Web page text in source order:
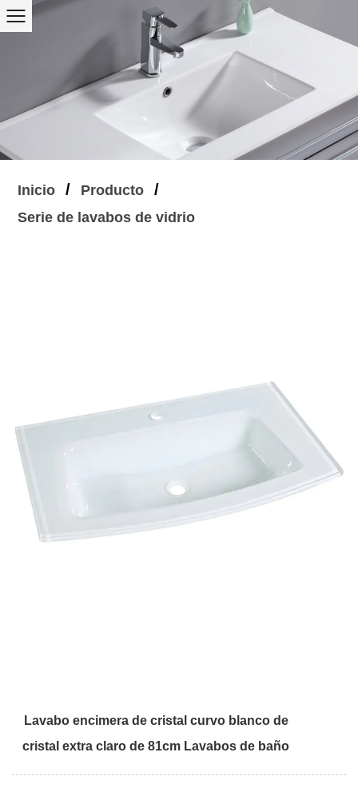
Inicio / Producto /
Serie de lavabos de vidrio
Lavabo encimera de cristal curvo blanco de
cristal extra claro de 81cm Lavabos de baño